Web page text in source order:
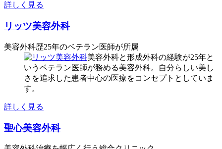
詳しく見る
リッツ美容外科
美容外科歴25年のベテラン医師が所属
美容外科と形成外科の経験が25年と
いうベテラン医師が務める美容外科。自分らしい美し
さを追求した患者中心の医療をコンセプトとしていま
す。
詳しく見る
聖心美容外科